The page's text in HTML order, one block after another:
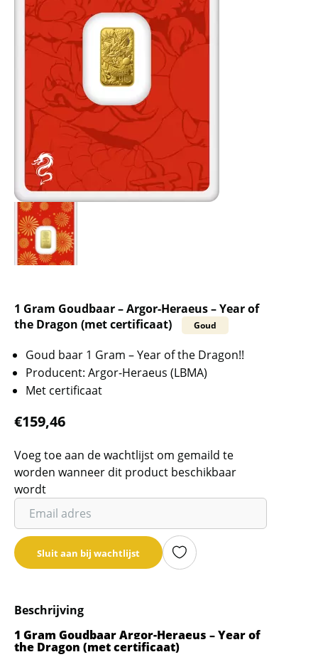
1 Gram Goudbaar – Argor-Heraeus – Year of
the Dragon (met certificaat)
Goud
Goud baar 1 Gram – Year of the Dragon!!
Producent: Argor-Heraeus (LBMA)
Met certificaat
€159,46
Voeg toe aan de wachtlijst om gemaild te
worden wanneer dit product beschikbaar
wordt
Vul
je
email
adres
de
wachtlijst
voor
Sluit aan bij wachtlijst
Beschrijving
1 Gram Goudbaar Argor-Heraeus – Year of
the Dragon (met certificaat)